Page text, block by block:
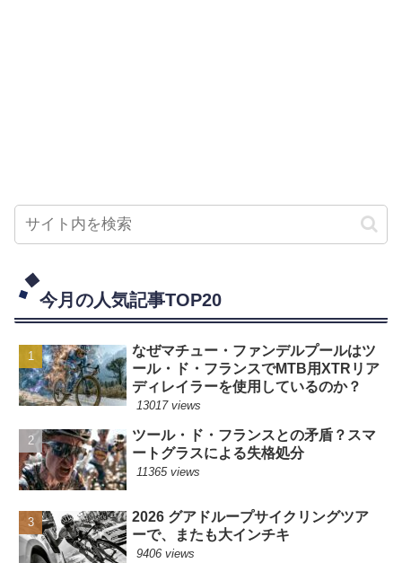
今月の人気記事TOP20
なぜマチュー・ファンデルプールはツ
ール・ド・フランスでMTB用XTRリア
ディレイラーを使用しているのか？
13017 views
ツール・ド・フランスとの矛盾？スマ
ートグラスによる失格処分
11365 views
2026 グアドループサイクリングツア
ーで、またも大インチキ
9406 views